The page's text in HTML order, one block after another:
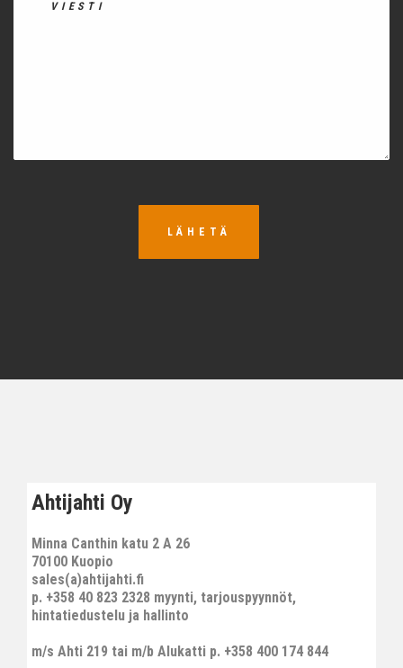
LÄHETÄ
Ahtijahti Oy
Minna Canthin katu 2 A 26
70100 Kuopio
sales(a)ahtijahti.fi
p. +358 40 823 2328 myynti, tarjouspyynnöt,
hintatiedustelu ja hallinto
m/s Ahti 219 tai m/b Alukatti p. +358 400 174 844